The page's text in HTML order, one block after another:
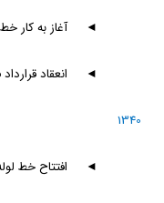
◄آغاز به كار
◄ انعقاد
1340
◄ افتتاح خط